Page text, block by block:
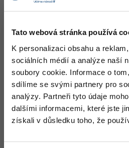
Tato webová stránka používá
K personalizaci obsahu a
sociálních médií a analýze naší
soubory cookie. Informace o
sdílíme se svými partnery pro
analýzy. Partneři tyto údaje
dalšími informacemi, které jste
získali v důsledku toho, že
Neaktivní uživatel:
Tu reklamu tam nedal on, tu tam
Nahoru Odpovědět
Michal Žůrek - misaz:
Spíš sem myslel: "Nejdříve jsem
"